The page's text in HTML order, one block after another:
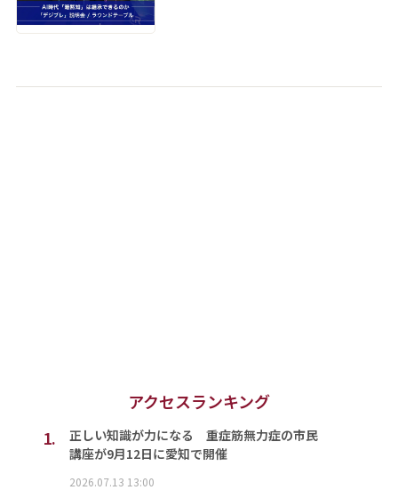
アクセスランキング
1.
正しい知識が力になる 重症筋無力症の市民
講座が9月12日に愛知で開催
2026.07.13 13:00